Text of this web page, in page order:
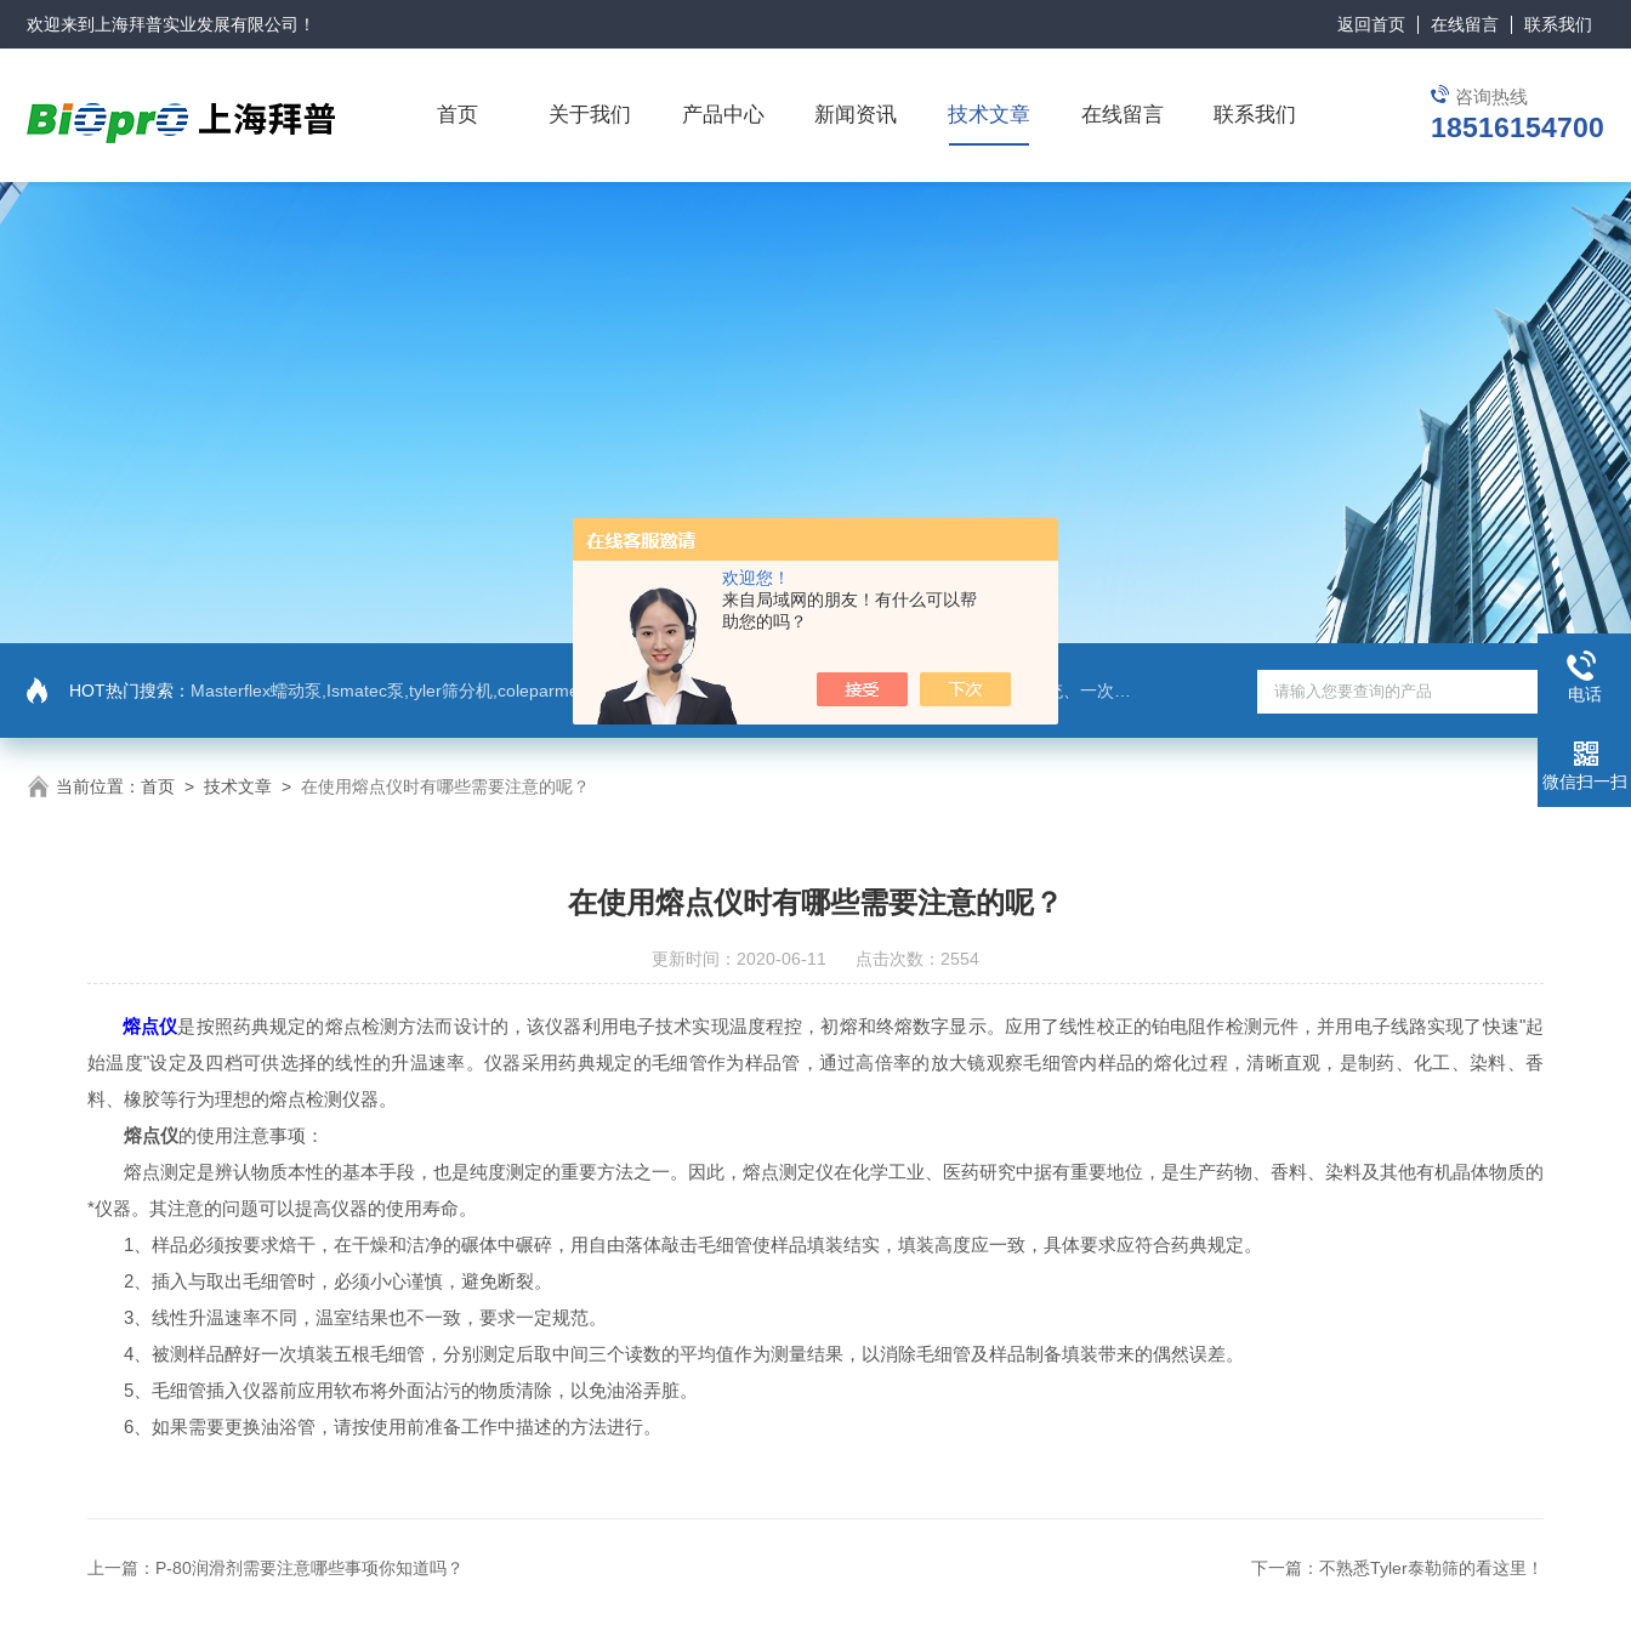
欢迎您！
来自局域网的朋友！有什么可以帮
助您的吗？
欢迎来到 上海拜普实业发展有限公司 ！ 返回首页 在线留言 联系我们
咨询热线
18516154700
首页 关于我们 产品中心 新闻资讯 技术文章 在线留言 联系我们
HOT热门搜索： Masterflex蠕动泵,Ismatec泵,tyler筛分机,coleparmer,注射泵,洗瓶机,p80橡胶润滑剂PendoTECH压力监控与传送系统、一次压力传感器 ，圣戈班管
当前位置： 首页 > 技术文章 > 在使用熔点仪时有哪些需要注意的呢？
在使用熔点仪时有哪些需要注意的呢？
更新时间：2020-06-11 点击次数：2554
熔点仪是按照药典规定的熔点检测方法而设计的，该仪器利用电子技术实现温度程控，初熔和终熔数字显示。应用了线性校正的铂电阻作检测元件，并用电子线路实现了快速"起
始温度"设定及四档可供选择的线性的升温速率。仪器采用药典规定的毛细管作为样品管，通过高倍率的放大镜观察毛细管内样品的熔化过程，清晰直观，是制药、化工、染料、香
料、橡胶等行为理想的熔点检测仪器。
熔点仪的使用注意事项：
熔点测定是辨认物质本性的基本手段，也是纯度测定的重要方法之一。因此，熔点测定仪在化学工业、医药研究中据有重要地位，是生产药物、香料、染料及其他有机晶体物质的
*仪器。其注意的问题可以提高仪器的使用寿命。
1、样品必须按要求焙干，在干燥和洁净的碾体中碾碎，用自由落体敲击毛细管使样品填装结实，填装高度应一致，具体要求应符合药典规定。
2、插入与取出毛细管时，必须小心谨慎，避免断裂。
3、线性升温速率不同，温室结果也不一致，要求一定规范。
4、被测样品醉好一次填装五根毛细管，分别测定后取中间三个读数的平均值作为测量结果，以消除毛细管及样品制备填装带来的偶然误差。
5、毛细管插入仪器前应用软布将外面沾污的物质清除，以免油浴弄脏。
6、如果需要更换油浴管，请按使用前准备工作中描述的方法进行。
上一篇： P-80润滑剂需要注意哪些事项你知道吗？ 下一篇： 不熟悉Tyler泰勒筛的看这里！
电话
微信扫一扫